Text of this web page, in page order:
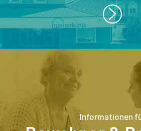
Informationen